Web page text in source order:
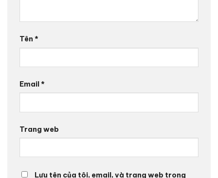
Tên *
Email*
Trang web
Lưu tên của tôi, email, và trang web trong